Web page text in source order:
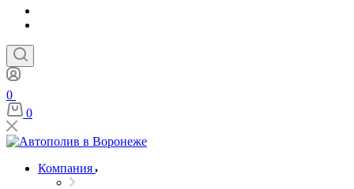
0
0
Компания